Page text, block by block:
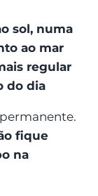
sol, numa
ao mar
regular
do dia
fique
na